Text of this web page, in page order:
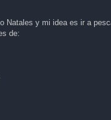
Natales y mi idea es ir a
de: